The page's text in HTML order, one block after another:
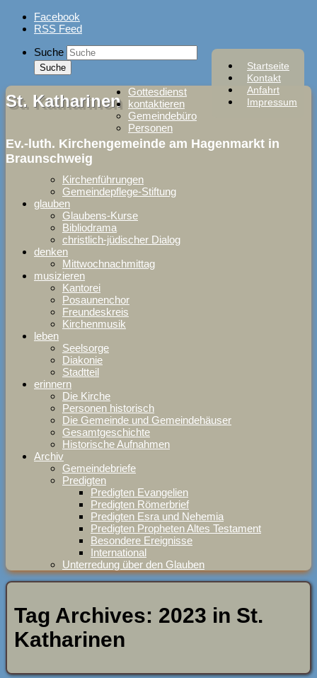
Skip
Facebook
RSS Feed
Startseite
Kontakt
Anfahrt
Impressum
Suche
St. Katharinen
Ev.-luth. Kirchengemeinde am Hagenmarkt in
Braunschweig
Gottesdienst
kontaktieren
Gemeindebüro
Personen
Kirchenführungen
Gemeindepflege-Stiftung
glauben
Glaubens-Kurse
Bibliodrama
christlich-jüdischer Dialog
denken
Mittwochnachmittag
musizieren
Kantorei
Posaunenchor
Freundeskreis
Kirchenmusik
leben
Seelsorge
Diakonie
Stadtteil
erinnern
Die Kirche
Personen historisch
Die Gemeinde und Gemeindehäuser
Gesamtgeschichte
Historische Aufnahmen
Archiv
Gemeindebriefe
Predigten
Predigten Evangelien
Predigten Römerbrief
Predigten Esra und Nehemia
Predigten Propheten Altes Testament
Besondere Ereignisse
International
Unterredung über den Glauben
Tag Archives: 2023 in St.
Katharinen